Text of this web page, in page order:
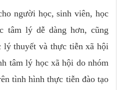
người học, sinh viên, học
tâm lý dễ dàng hơn, cũng
lý thuyết và thực tiễn xã hội
tâm lý học xã hội do nhóm
tình hình thực tiễn đào tạo